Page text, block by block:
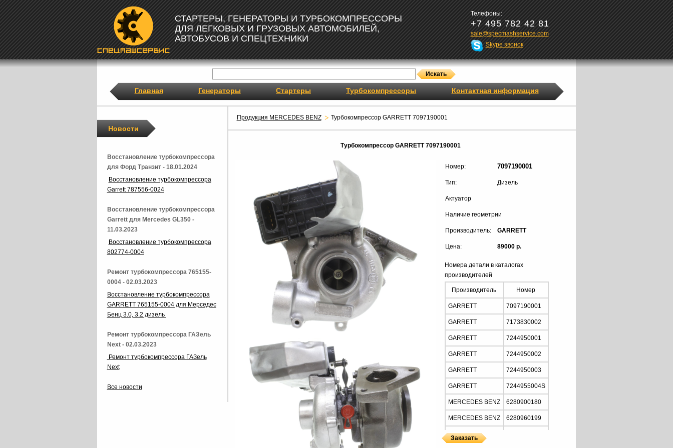
СТАРТЕРЫ, ГЕНЕРАТОРЫ И ТУРБОКОМПРЕССОРЫ
ДЛЯ ЛЕГКОВЫХ И ГРУЗОВЫХ АВТОМОБИЛЕЙ,
АВТОБУСОВ И СПЕЦТЕХНИКИ
Телефоны:
+7 495 782 42 81
sale@specmashservice.com
Skype звонок
Главная Генераторы Стартеры Турбокомпрессоры Контактная информация
Продукция MERCEDES BENZ Турбокомпрессор GARRETT 7097190001
Турбокомпрессор GARRETT 7097190001
Номер: 7097190001
Тип: Дизель
Актуатор
Наличие геометрии
Производитель: GARRETT
Цена: 89000 р.
Номера детали в каталогах
производителей
Производитель Номер
GARRETT 7097190001
GARRETT 7173830002
GARRETT 7244950001
GARRETT 7244950002
GARRETT 7244950003
GARRETT 7244955004S
MERCEDES BENZ 6280900180
MERCEDES BENZ 6280960199
MERCEDES BENZ
Новости
Восстановление турбокомпрессора
для Форд Транзит - 18.01.2024
Восстановление турбокомпрессора
Garrett 787556-0024
Восстановление турбокомпрессора
Garrett для Mercedes GL350 -
11.03.2023
Восстановление турбокомпрессора
802774-0004
Ремонт турбокомпрессора 765155-
0004 - 02.03.2023
Восстановление турбокомпрессора
GARRETT 765155-0004 для Мерседес
Бенц 3.0, 3.2 дизель
Ремонт турбокомпрессора ГАЗель
Next - 02.03.2023
Ремонт турбокомпрессора ГАЗель
Next
Все новости